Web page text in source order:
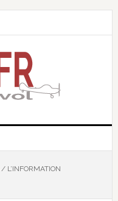
/L’INFORMATION